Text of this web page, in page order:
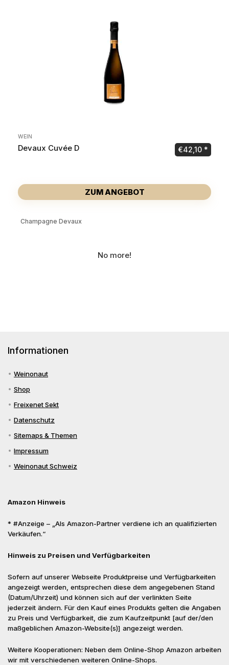
WEIN
Devaux Cuvée D €42,10
ZUM ANGEBOT
Champagne Devaux
No more!
Informationen
Weinonaut
Shop
Freixenet Sekt
Datenschutz
Sitemaps & Themen
Impressum
Weinonaut Schweiz
Amazon Hinweis
* #Anzeige – „Als Amazon-Partner verdiene ich an qualifizierten
Verkäufen.“
Hinweis zu Preisen und Verfügbarkeiten
Sofern auf unserer Webseite Produktpreise und Verfügbarkeiten
angezeigt werden, entsprechen diese dem angegebenen Stand
(Datum/Uhrzeit) und können sich auf der verlinkten Seite
jederzeit ändern. Für den Kauf eines Produkts gelten die Angaben
zu Preis und Verfügbarkeit, die zum Kaufzeitpunkt [auf der/den
maßgeblichen Amazon-Website(s)] angezeigt werden.
Weitere Kooperationen: Neben dem Online-Shop Amazon arbeiten
wir mit verschiedenen weiteren Online-Shops.